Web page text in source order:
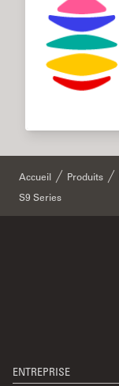
Accueil Produits
S9 Series
ENTREPRISE